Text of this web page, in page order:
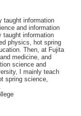
taught information
and information
taught information
physics, hot spring
Then, at Fujita
medicine, and
science and
I mainly teach
spring science,